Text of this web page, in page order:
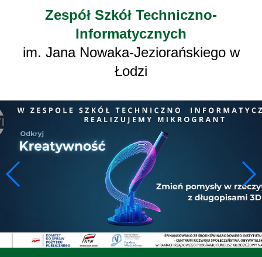
Zespół Szkół Techniczno-
Informatycznych
im. Jana Nowaka-Jeziorańskiego w
Łodzi